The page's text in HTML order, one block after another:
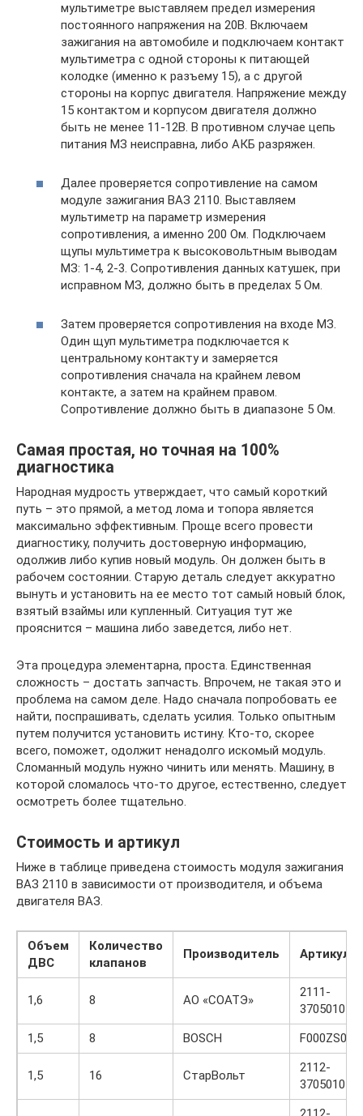
мультиметре выставляем предел измерения
постоянного напряжения на 20В. Включаем
зажигания на автомобиле и подключаем контакт
мультиметра с одной стороны к питающей
колодке (именно к разъему 15), а с другой
стороны на корпус двигателя. Напряжение между
15 контактом и корпусом двигателя должно
быть не менее 11-12В. В противном случае цепь
питания МЗ неисправна, либо АКБ разряжен.
Далее проверяется сопротивление на самом
модуле зажигания ВАЗ 2110. Выставляем
мультиметр на параметр измерения
сопротивления, а именно 200 Ом. Подключаем
щупы мультиметра к высоковольтным выводам
МЗ: 1-4, 2-3. Сопротивления данных катушек, при
исправном МЗ, должно быть в пределах 5 Ом.
Затем проверяется сопротивления на входе МЗ.
Один щуп мультиметра подключается к
центральному контакту и замеряется
сопротивления сначала на крайнем левом
контакте, а затем на крайнем правом.
Сопротивление должно быть в диапазоне 5 Ом.
Самая простая, но точная на 100%
диагностика
Народная мудрость утверждает, что самый короткий
путь – это прямой, а метод лома и топора является
максимально эффективным. Проще всего провести
диагностику, получить достоверную информацию,
одолжив либо купив новый модуль. Он должен быть в
рабочем состоянии. Старую деталь следует аккуратно
вынуть и установить на ее место тот самый новый блок,
взятый взаймы или купленный. Ситуация тут же
прояснится – машина либо заведется, либо нет.
Эта процедура элементарна, проста. Единственная
сложность – достать запчасть. Впрочем, не такая это и
проблема на самом деле. Надо сначала попробовать ее
найти, поспрашивать, сделать усилия. Только опытным
путем получится установить истину. Кто-то, скорее
всего, поможет, одолжит ненадолго искомый модуль.
Сломанный модуль нужно чинить или менять. Машину, в
которой сломалось что-то другое, естественно, следует
осмотреть более тщательно.
Стоимость и артикул
Ниже в таблице приведена стоимость модуля зажигания
ВАЗ 2110 в зависимости от производителя, и объема
двигателя ВАЗ.
Объем
ДВС
Количество
клапанов
Производитель Артикул
1,6 8 АО «СОАТЭ»
2111-
3705010-03
1,5
8 BOSCH
1,5 16 СтарВольт
2112-
3705010